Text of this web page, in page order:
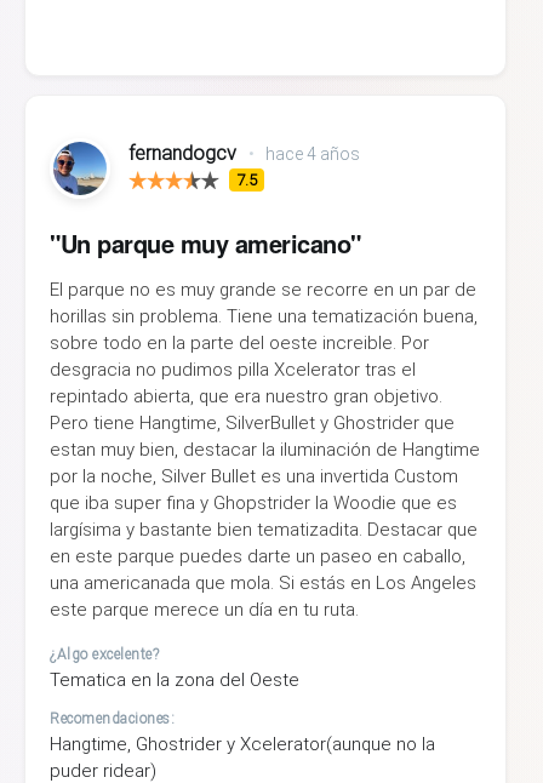
fernandogcv • hace 4 años
7.5
"Un parque muy americano"
El parque no es muy grande se recorre en un par de
horillas sin problema. Tiene una tematización buena,
sobre todo en la parte del oeste increible. Por
desgracia no pudimos pilla Xcelerator tras el
repintado abierta, que era nuestro gran objetivo.
Pero tiene Hangtime, SilverBullet y Ghostrider que
estan muy bien, destacar la iluminación de Hangtime
por la noche, Silver Bullet es una invertida Custom
que iba super fina y Ghopstrider la Woodie que es
largísima y bastante bien tematizadita. Destacar que
en este parque puedes darte un paseo en caballo,
una americanada que mola. Si estás en Los Angeles
este parque merece un día en tu ruta.
¿Algo excelente?
Tematica en la zona del Oeste
Recomendaciones:
Hangtime, Ghostrider y Xcelerator(aunque no la
puder ridear)